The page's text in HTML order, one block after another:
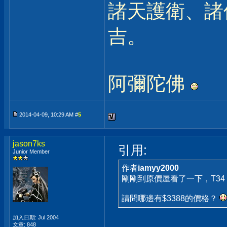
諸天護衛、
吉。
阿彌陀佛
2014-04-09, 10:29 AM #5
jason7ks
Junior Member
加入日期: Jul 2004
文章: 848
引用:
作者iamyy2000
剛剛到原價屋看了一下，
請問哪邊有$3388的價格？